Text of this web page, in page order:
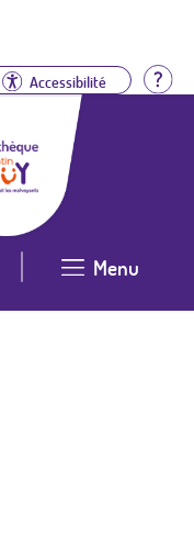
Accessibilité
Menu